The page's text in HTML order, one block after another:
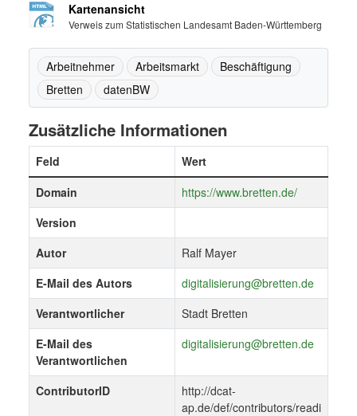
Kartenansicht
Verweis zum Statistischen Landesamt Baden-Württemberg
Arbeitnehmer Arbeitsmarkt
Beschäftigung
Bretten
datenBW
Zusätzliche Informationen
Feld
Wert
Domain
https://www.bretten.de/
Version
Autor
Ralf Mayer
E-Mail des Autors
digitalisierung@bretten.de
Verantwortlicher
Stadt Bretten
E-Mail des
Verantwortlichen
digitalisierung@bretten.de
ContributorID
http://dcat-
ap.de/def/contributors/readi